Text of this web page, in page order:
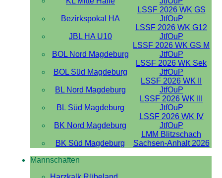
Bezirkspokal HA
LSSF 2026 WK GS
JtfOuP
JBL HA U10
LSSF 2026 WK G12
JtfOuP
BOL Nord Magdeburg
LSSF 2026 WK GS M
JtfOuP
BOL Süd Magdeburg
LSSF 2026 WK Sek
JtfOuP
BL Nord Magdeburg
LSSF 2026 WK II
JtfOuP
BL Süd Magdeburg
LSSF 2026 WK III
JtfOuP
BK Nord Magdeburg
LSSF 2026 WK IV
JtfOuP
BK Süd Magdeburg
LMM Blitzschach
Sachsen-Anhalt 2026
Mannschaften